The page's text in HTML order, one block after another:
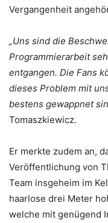
Vergangenheit
„Uns sind die
Programmierarbeit
entgangen. Die Fans
dieses Problem mit
bestens gewappnet
Tomaszkiewicz.
Er merkte zudem an,
Veröffentlichung von
Team insgeheim im
haarlose drei Meter
welche mit genügend